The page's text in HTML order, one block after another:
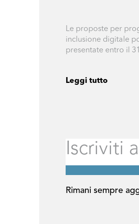
Le proposte per
inclusione digitale
presentate entro il
Leggi tutto
Rimani sempre